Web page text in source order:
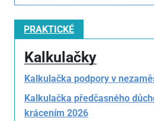
PRAKTICKÉ
Kalkulačky
Kalkulačka podpory v
Kalkulačka předčasného
krácením 2026